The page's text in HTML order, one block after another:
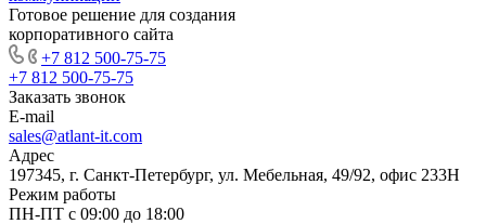
Готовое решение для создания
корпоративного сайта
+7 812 500-75-75
+7 812 500-75-75
Заказать звонок
E-mail
sales@atlant-it.com
Адрес
197345, г. Санкт-Петербург, ул. Мебельная, 49/92, офис 233Н
Режим работы
ПН-ПТ с 09:00 до 18:00